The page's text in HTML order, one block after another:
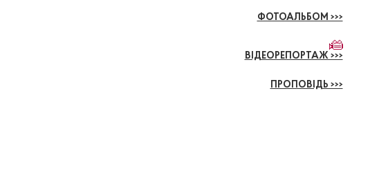
ФОТОАЛЬБОМ >>>
ВІДЕОРЕПОРТАЖ >>>
ПРОПОВІДЬ >>>